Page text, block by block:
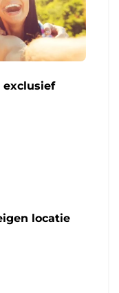
exclusief
locatie